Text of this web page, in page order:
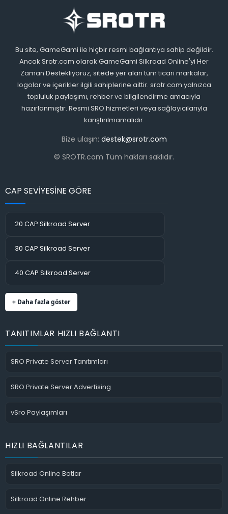
Bu site, GameGami ile hiçbir resmi bağlantıya sahip değildir.
Ancak Srotr.com olarak GameGami Silkroad Online'yi Her
Zaman Destekliyoruz, sitede yer alan tüm ticari markalar,
logolar ve içerikler ilgili sahiplerine aittir. srotr.com yalnızca
topluluk paylaşımı, rehber ve bilgilendirme amacıyla
hazırlanmıştır. Resmi SRO hizmetleri veya sağlayıcılarıyla
karıştırılmamalıdır.
Bize ulaşın: destek@srotr.com
© SROTR.com Tüm hakları saklıdır.
CAP SEVİYESİNE GÖRE
20 CAP Silkroad Server
30 CAP Silkroad Server
40 CAP Silkroad Server
+ Daha fazla göster
TANITIMLAR HIZLI BAĞLANTI
SRO Private Server Tanıtımları
SRO Private Server Advertising
vSro Paylaşımları
HIZLI BAĞLANTILAR
Silkroad Online Botlar
Silkroad Online Rehber